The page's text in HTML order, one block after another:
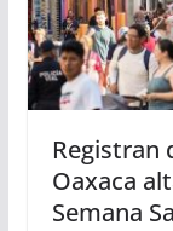
Registran
Oaxaca
Semana